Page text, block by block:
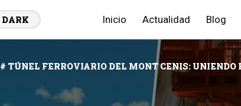
DARK Inicio Actualidad Blog
# TÚNEL FERROVIARIO DEL MONT CENIS: UNIENDO